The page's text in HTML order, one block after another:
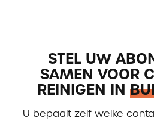
STEL UW
SAMEN VOOR
REINIGEN IN
U bepaalt zelf welke